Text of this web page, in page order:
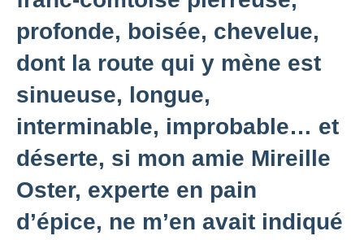
profonde, boisée, chevelue,
dont la route qui y mène est
sinueuse, longue,
interminable, improbable… et
déserte, si mon amie Mireille
Oster, experte en pain
d’épice, ne m’en avait indiqué